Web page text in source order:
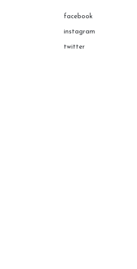
facebook
instagram
twitter